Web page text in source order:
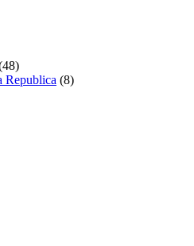
Republica (8)